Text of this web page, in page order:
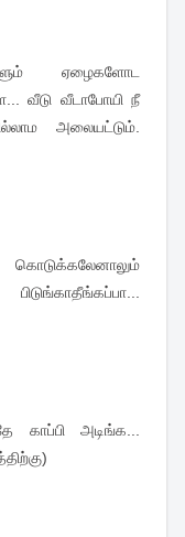
ஏழைகளோட
வீடு வீடாபோயி நீ
அலையட்டும்.
அடிங்க...